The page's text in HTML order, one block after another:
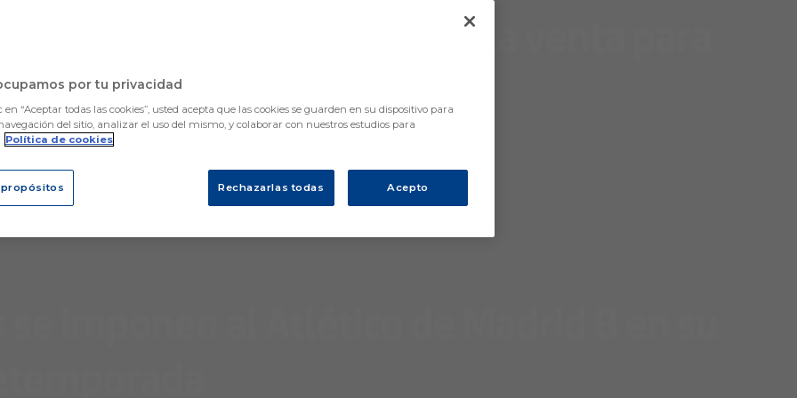
el nuevo curso: entradas a la venta para
por tu privacidad
“Aceptar todas las cookies”, usted acepta que las cookies se guarden en su dispositivo para
del sitio, analizar el uso del mismo, y colaborar con nuestros estudios para
Política de cookies
Rechazarlas todas Acepto